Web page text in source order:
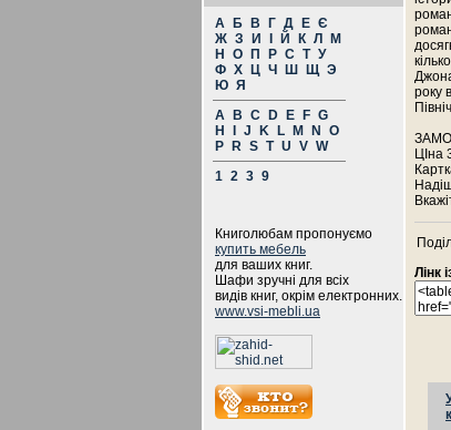
А Б В Г Д Е Є
Ж З И Й К Л
М
Н
О П Р С Т У
Ф Х Ц Ч Ш Щ Э
Ю Я
A
B C D E F G
H
J K L M N
O
P
R S T U V W
1 2 3 9
Книголюбам пропонуємо
купить мебель
для ваших книг.
Шафи зручні для всіх
видів книг, окрім електронних.
www.vsi-mebli.ua
року
ЦІна
Лінк